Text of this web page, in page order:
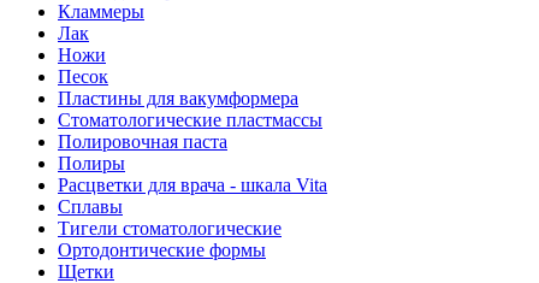
Кламмеры
Лак
Ножи
Песок
Пластины для вакумформера
Стоматологические пластмассы
Полировочная паста
Полиры
Расцветки для врача - шкала Vita
Сплавы
Тигели стоматологические
Ортодонтические формы
Щетки